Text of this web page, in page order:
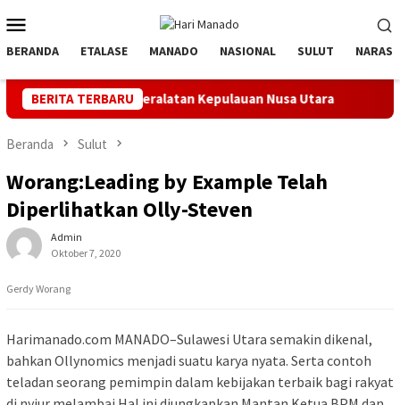
ke
kontenMobile
BERANDA ETALASE MANADO NASIONAL SULUT NARASI
BERITA TERBARU
Peralatan Kepulauan Nusa Utara PLN Manado Minta
Beranda Sulut
Worang:Leading by Example Telah
Diperlihatkan Olly-Steven
Admin
Oktober 7, 2020
Gerdy Worang
Harimanado.com MANADO–Sulawesi Utara semakin dikenal,
bahkan Ollynomics menjadi suatu karya nyata. Serta contoh
teladan seorang pemimpin dalam kebijakan terbaik bagi rakyat